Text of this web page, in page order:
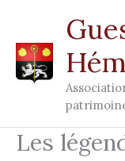
contenu
Les